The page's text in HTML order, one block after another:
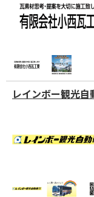
レインボー観光